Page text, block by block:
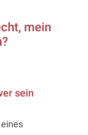
mein
sein